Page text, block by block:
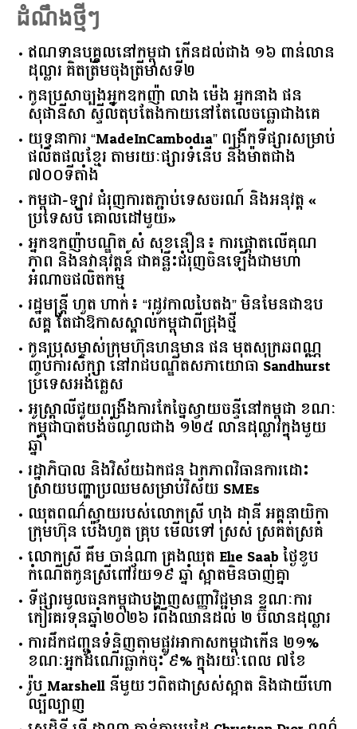
ដំណឹងថ្មីៗ
ឥណទាន​បុគ្គល​នៅ​កម្ពុជា​ ​កើន​ដល់​ជាង​ ​១៦​ ​ពាន់​លាន​
ដុល្លារ​ ​គិត​ត្រឹម​ចុង​ត្រីមាស​ទី​២​
កូនប្រសាច្បងអ្នកឧកញ៉ា លាង ម៉េង អ្នកនាង ផន
សុផានីសា ស្ទីល៍តុបតែងកាយនៅតែលេចធ្លោជាងគេ
យុទ្ធនាការ “MadeInCambodia” ពង្រីកទីផ្សារសម្រាប់
ផលិតផលខ្មែរ តាមរយៈផ្សារទំនើប និងម៉ាតជាង
៧០០ទីតាំង
កម្ពុជា​-​ឡាវ ​ជំរុញ​ការ​តភ្ជាប់​ទេសចរណ៍​ ​និង​អនុវត្ត​ ​«​
ប្រទេស​បី ​គោលដៅ​មួយ​»
អ្នកឧកញ៉ាបណ្ឌិត សំ សុខនឿន៖ ការផ្តោតលើគុណ
ភាព និងនវានុវត្តន៍ ជាគន្លឹះជំរុញចិនឡើងជាមហា
អំណាចផលិតកម្ម
រដ្ឋមន្ត្រី ហួត ហាក់៖ “រដូវកាលបៃតង” មិនមែនជាឧប
សគ្គ តែជាឱកាសស្គាល់កម្ពុជាពីជ្រុងថ្មី
កូនប្រុសម្ចាស់ក្រុមហ៊ុនហនុមាន ផន មុតសុក្រឆពណ្ណ
ញ្ចប់ការសិក្សា នៅរាជបណ្ឌិតសភាយោធា Sandhurst
ប្រទេសអង់គ្លេស
អូស្ត្រាលី​ជួយ​ពង្រឹង​ការ​កែច្នៃ​ស្វាយចន្ទី​នៅ​កម្ពុជា​ ​ខណៈ​
កម្ពុជា​បាត់បង់​ចំណូល​ជាង​ ​១២៥​ ​លាន​ដុល្លារ​ក្នុង​មួយ​
ឆ្នាំ​
រដ្ឋាភិបាល​ ​និង​វិស័យ​ឯកជន ​ឯកភាព​វិធានការ​ដោះ
ស្រាយ​បញ្ហា​ប្រឈម​​សម្រាប់​វិស័យ​ ​SMEs​
ឈុតពណ៌ស្វាយរបស់លោកស្រី ហុង ដានី អគ្គ​នាយិកា​
ក្រុមហ៊ុន ប៉េងហួត គ្រុប មើលទៅ ស្រស់ ស្រគត់ស្រគំ
លោកស្រី គឹម ចាន់ណា គ្រងឈុត Elie Saab ថ្ងៃខួប
កំណើតកូនស្រីពៅវ័យ១៩ ឆ្នាំ ស្អាតមិនចាញ់គ្នា
ទីផ្សារ​មូលធន​កម្ពុជា​បង្ហាញ​សញ្ញា​វិជ្ជមាន​ ​ខណៈ​ការ​
កៀរគរ​ទុន​ឆ្នាំ​២០២៦​ ​រំពឹង​ឈានដល់​ ​២​ ​ប៊ីលាន​ដុល្លារ​
ការដឹកជញ្ជូនទំនិញតាមផ្លូវអាកាសកម្ពុជាកើន ២១%
ខណៈអ្នកដំណើរធ្លាក់ចុះ ៩% ក្នុងរយៈពេល ៧ខែ
រ៉ូប Marshell នីមួយៗពិតជាស្រស់ស្អាត និងជាយីហោ
ល្បីល្បាញ